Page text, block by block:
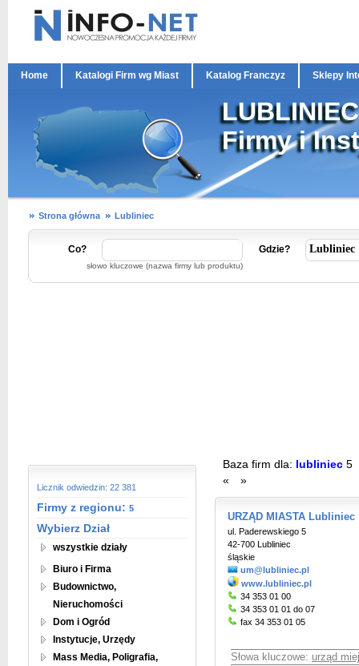
Home Katalogi Firm wg Miast Katalog Franczyz Sklepy
LUBLINIEC
Firmy i
Strona główna Lubliniec
Co?
słowo kluczowe (nazwa firmy lub produktu)
Gdzie?
Licznik odwiedzin: 22 381
Firmy z regionu: 5
Wybierz Dział
wszystkie działy
Biuro i Firma
Budownictwo,
Nieruchomości
Dom i Ogród
Instytucje, Urzędy
Mass Media, Poligrafia,
Baza firm dla: lubliniec 5
«
»
URZĄD MIASTA Lubliniec
ul. Paderewskiego 5
42-700 Lubliniec
śląskie
um@lubliniec.pl
www.lubliniec.pl
34 353 01 00
34 353 01 01 do 07
fax 34 353 01 05
Słowa kluczowe: urząd